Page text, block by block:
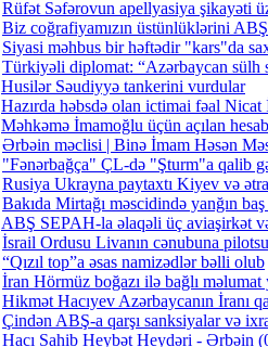
Rüfət Səfərovun apellyasiya şikayəti
Biz coğrafiyamızın üstünlüklərini
Siyasi məhbus bir həftədir "kars"da
Türkiyəli diplomat: “Azərbaycan sülh
Husilər Səudiyyə tankerini vurdular
Hazırda həbsdə olan ictimai fəal Nicat
Məhkəmə İmamoğlu üçün açılan
Ərbəin məclisi | Binə İmam Həsən
"Fənərbağça" ÇL-də "Şturm"a qalib
Rusiya Ukrayna paytaxtı Kiyev və
Bakıda Mirtağı məscidində yanğın
ABŞ SEPAH-la əlaqəli üç aviaşirkət
İsrail Ordusu Livanın cənubuna
“Qızıl top”a əsas namizədlər bəlli olub
İran Hörmüz boğazı ilə bağlı məlumat
Hikmət Hacıyev Azərbaycanın İranı
Çindən ABŞ-a qarşı sanksiyalar və
Hacı Sahib Heybət Heydəri - Ərbəin